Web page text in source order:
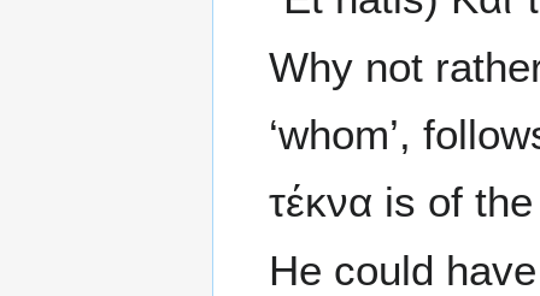
Why not
‘whom’,
τέκνα is of
He could